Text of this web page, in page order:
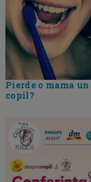
Pierde o mama
copil?